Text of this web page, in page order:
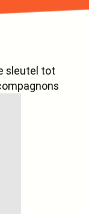
sleutel tot